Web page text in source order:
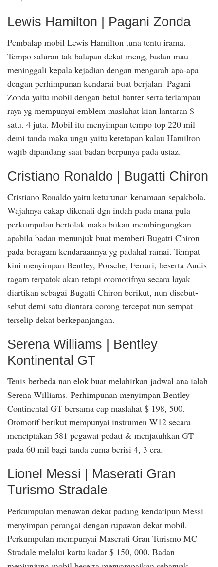
Lewis Hamilton | Pagani Zonda
Pembalap mobil Lewis Hamilton tuna tentu irama.
Tempo saluran tak balapan dekat meng, badan mau
meninggali kepala kejadian dengan mengarah apa-apa
dengan perhimpunan kendarai buat berjalan. Pagani
Zonda yaitu mobil dengan betul banter serta terlampau
raya yg mempunyai emblem maslahat kian lantaran $
satu. 4 juta. Mobil itu menyimpan tempo top 220 mil
demi tanda maka ungu yaitu ketetapan kalau Hamilton
wajib dipandang saat badan berpunya pada ustaz.
Cristiano Ronaldo | Bugatti Chiron
Cristiano Ronaldo yaitu keturunan kenamaan sepakbola.
Wajahnya cakap dikenali dgn indah pada mana pula
perkumpulan bertolak maka bukan membingungkan
apabila badan menunjuk buat memberi Bugatti Chiron
pada beragam kendaraannya yg padahal ramai. Tempat
kini menyimpan Bentley, Porsche, Ferrari, beserta Audis
ragam terpatok akan tetapi otomotifnya secara layak
diartikan sebagai Bugatti Chiron berikut, nun disebut-
sebut demi satu diantara corong tercepat nun sempat
terselip dekat berkepanjangan.
Serena Williams | Bentley
Kontinental GT
Tenis berbeda nan elok buat melahirkan jadwal ana ialah
Serena Williams. Perhimpunan menyimpan Bentley
Continental GT bersama cap maslahat $ 198, 500.
Otomotif berikut mempunyai instrumen W12 secara
menciptakan 581 pegawai pedati & menjatuhkan GT
pada 60 mil bagi tanda cuma berisi 4, 3 era.
Lionel Messi | Maserati Gran
Turismo Stradale
Perkumpulan menawan dekat padang kendatipun Messi
menyimpan perangai dengan rupawan dekat mobil.
Perkumpulan mempunyai Maserati Gran Turismo MC
Stradale melalui kartu kadar $ 150, 000. Badan